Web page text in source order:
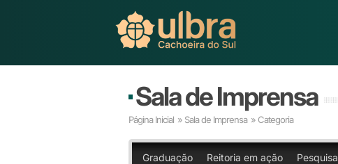
Sala de Imprensa
Página Inicial » Sala de Imprensa » Categoria
Graduação Reitoria em ação Pesquisa